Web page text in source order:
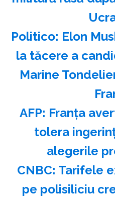
Politico: Elon
la tăcere a
Marine
AFP: Franţa
tolera
alegerile
CNBC: Tarifele
pe polisiliciu